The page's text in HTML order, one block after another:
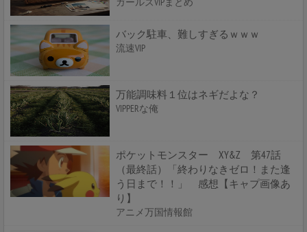
バック駐車、難しすぎるｗｗｗ
流速VIP
万能調味料１位はネギだよな？
VIPPERな俺
ポケットモンスター XY&Z 第47話
（最終話）「終わりなきゼロ！また逢
う日まで！！」 感想【キャプ画像あ
り】
アニメ万国情報館